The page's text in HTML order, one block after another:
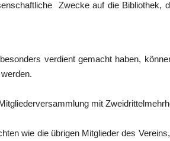
Zwecke auf die Bibliothek,
verdient gemacht haben,
mit
wie die übrigen Mitglieder des